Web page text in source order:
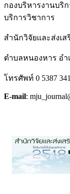
กองบริหารงานบริ
บริการวิชาการ
สำนักวิจัยและส่งเ
ตำบลหนองหาร อำ
โทรศัพท์ 0 5387
E-mail: